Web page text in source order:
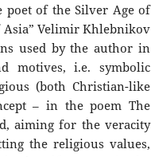
poet of the Silver Age of
Asia” Velimir Khlebnikov
used by the author in
motives, i.e. symbolic
(both Christian-like
– in the poem The
aiming for the veracity
the religious values,